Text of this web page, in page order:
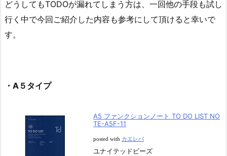
どうしてもTODOが漏れてしまう方は、一回他の手段も試し
行く中で今回ご紹介した内容も参考にして頂けると幸いで
す。
・A５タイプ
A5 ファンクションノート TO DO LIST NO
TE-A5F-11
posted with カエレバ
ユナイテッドビーズ